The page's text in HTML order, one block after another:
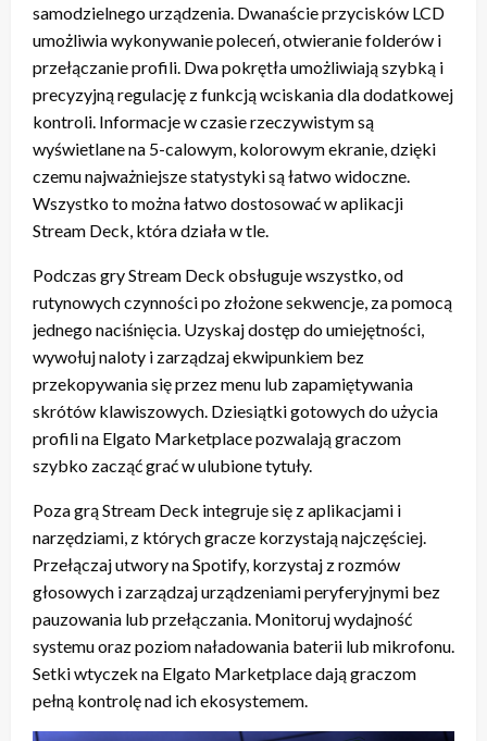
samodzielnego urządzenia. Dwanaście przycisków LCD
umożliwia wykonywanie poleceń, otwieranie folderów i
przełączanie profili. Dwa pokrętła umożliwiają szybką i
precyzyjną regulację z funkcją wciskania dla dodatkowej
kontroli. Informacje w czasie rzeczywistym są
wyświetlane na 5-calowym, kolorowym ekranie, dzięki
czemu najważniejsze statystyki są łatwo widoczne.
Wszystko to można łatwo dostosować w aplikacji
Stream Deck, która działa w tle.
Podczas gry Stream Deck obsługuje wszystko, od
rutynowych czynności po złożone sekwencje, za pomocą
jednego naciśnięcia. Uzyskaj dostęp do umiejętności,
wywołuj naloty i zarządzaj ekwipunkiem bez
przekopywania się przez menu lub zapamiętywania
skrótów klawiszowych. Dziesiątki gotowych do użycia
profili na Elgato Marketplace pozwalają graczom
szybko zacząć grać w ulubione tytuły.
Poza grą Stream Deck integruje się z aplikacjami i
narzędziami, z których gracze korzystają najczęściej.
Przełączaj utwory na Spotify, korzystaj z rozmów
głosowych i zarządzaj urządzeniami peryferyjnymi bez
pauzowania lub przełączania. Monitoruj wydajność
systemu oraz poziom naładowania baterii lub mikrofonu.
Setki wtyczek na Elgato Marketplace dają graczom
pełną kontrolę nad ich ekosystemem.